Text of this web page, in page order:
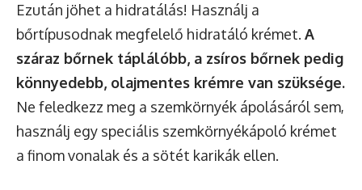
Ezután jöhet a hidratálás! Használj a
bőrtípusodnak megfelelő hidratáló krémet. A
száraz bőrnek táplálóbb, a zsíros bőrnek pedig
könnyedebb, olajmentes krémre van szüksége.
Ne feledkezz meg a szemkörnyék ápolásáról sem,
használj egy speciális szemkörnyékápoló krémet
a finom vonalak és a sötét karikák ellen.